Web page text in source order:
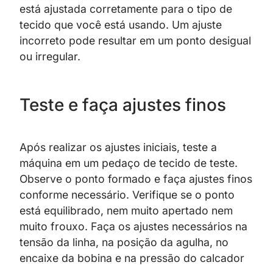
está ajustada corretamente para o tipo de
tecido que você está usando. Um ajuste
incorreto pode resultar em um ponto desigual
ou irregular.
Teste e faça ajustes finos
Após realizar os ajustes iniciais, teste a
máquina em um pedaço de tecido de teste.
Observe o ponto formado e faça ajustes finos
conforme necessário. Verifique se o ponto
está equilibrado, nem muito apertado nem
muito frouxo. Faça os ajustes necessários na
tensão da linha, na posição da agulha, no
encaixe da bobina e na pressão do calcador